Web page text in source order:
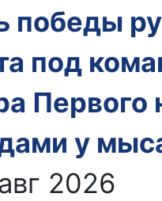
победы
под
Первого
у
2026